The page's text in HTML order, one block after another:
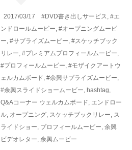
2017/03/17 #DVD書き出しサービス, #エ
ンドロールムービー, #オープニングムービ
ー, #サプライズムービー, #スケッチブック
リレー, #プレミアムプロフィールムービー,
#プロフィールムービー, #モザイクアートウ
ェルカムボード, #余興サプライズムービー,
#余興スライドショームービー, hashtag,
Q&Aコーナー ウェルカムボード, エンドロー
ル, オープニング, スケッチブックリレー, ス
ライドショー, プロフィールムービー, 余興
ビデオレター, 余興ムービー